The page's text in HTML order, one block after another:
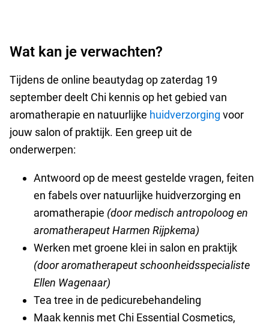
Wat kan je verwachten?
Tijdens de online beautydag op zaterdag 19
september deelt Chi kennis op het gebied van
aromatherapie en natuurlijke huidverzorging voor
jouw salon of praktijk. Een greep uit de
onderwerpen:
Antwoord op de meest gestelde vragen, feiten
en fabels over natuurlijke huidverzorging en
aromatherapie (door medisch antropoloog en
aromatherapeut Harmen Rijpkema)
Werken met groene klei in salon en praktijk
(door aromatherapeut schoonheidsspecialiste
Ellen Wagenaar)
Tea tree in de pedicurebehandeling
Maak kennis met Chi Essential Cosmetics,